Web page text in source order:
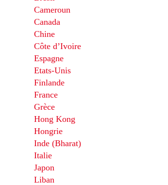
Cameroun
Canada
Chine
Côte d’Ivoire
Espagne
Etats-Unis
Finlande
France
Grèce
Hong Kong
Hongrie
Inde (Bharat)
Italie
Japon
Liban